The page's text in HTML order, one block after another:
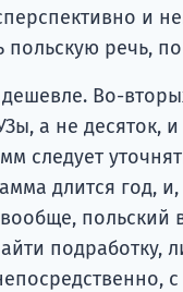
и
польскую речь,
Во-
а не десяток,
следует
длится год,
польский
подработку,